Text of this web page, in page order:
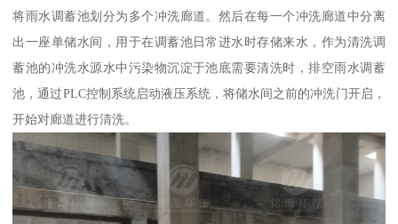
将雨水调蓄池划分为多个冲洗廊道。然后在每一个冲洗廊道中分离
出一座单储水间，用于在调蓄池日常进水时存储来水，作为清洗调
蓄池的冲洗水源水中污染物沉淀于池底需要清洗时，排空雨水调蓄
池，通过PLC控制系统启动液压系统，将储水间之前的冲洗门开启，
开始对廊道进行清洗。